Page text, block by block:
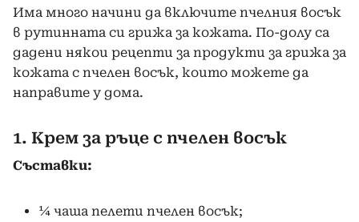
Има много начини да включите пчелния восък
в рутинната си грижа за кожата. По-долу са
дадени някои рецепти за продукти за грижа за
кожата с пчелен восък, които можете да
направите у дома.
1. Крем за ръце с пчелен восък
Съставки:
¼ чаша пелети пчелен восък;